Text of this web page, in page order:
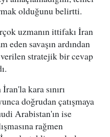
olduğunu belirtti.
uzmanın ittifakı İran
eden savaşın ardından
stratejik bir cevap
kara sınırı
doğrudan çatışmaya
Arabistan'ın ise
rağmen